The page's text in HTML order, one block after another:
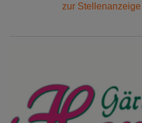
zur Stellenanzeige